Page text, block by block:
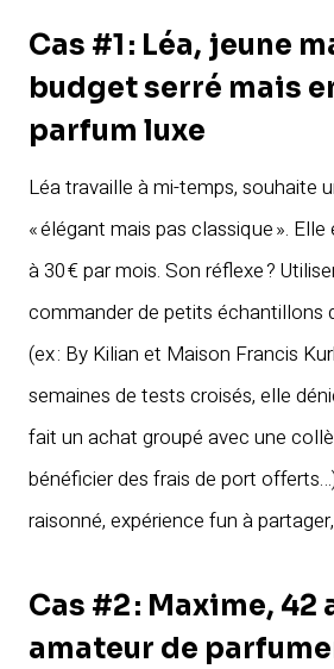
Cas #1 : Léa, jeune
budget serré mais
parfum luxe
Léa travaille à mi-temps, souhaite
« élégant mais pas classique ».
à 30 € par mois. Son réflexe ?
commander de petits échantillons
(ex : By Kilian et Maison Francis
semaines de tests croisés, elle
fait un achat groupé avec une
bénéficier des frais de port
raisonné, expérience fun à
Cas #2 : Maxime, 42
amateur de